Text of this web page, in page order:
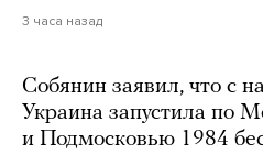
3 часа назад
Собянин заявил, что с
Украина запустила по
и Подмосковью 1984